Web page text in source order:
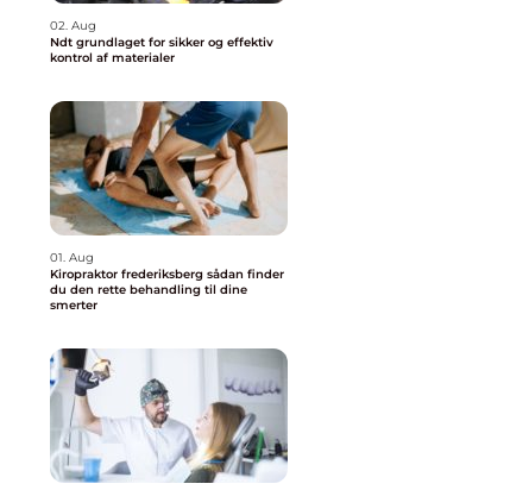
02. Aug
Ndt grundlaget for sikker og effektiv
kontrol af materialer
01. Aug
Kiropraktor frederiksberg sådan finder
du den rette behandling til dine
smerter